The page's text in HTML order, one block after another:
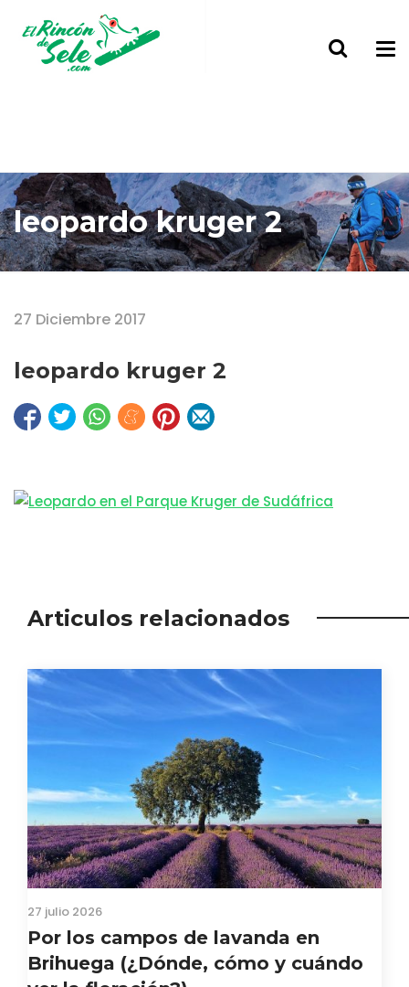
leopardo kruger 2
27 Diciembre 2017
leopardo kruger 2
Articulos relacionados
27 julio 2026
Por los campos de lavanda en
Brihuega (¿Dónde, cómo y cuándo